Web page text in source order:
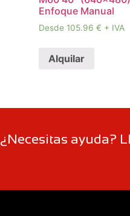
Enfoque Manual
Desde 105.96 € + IVA
Alquilar
¿Necesitas ayuda?